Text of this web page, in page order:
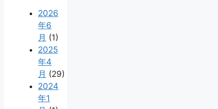
2026
年6
月 (1)
2025
年4
月 (29)
2024
年1